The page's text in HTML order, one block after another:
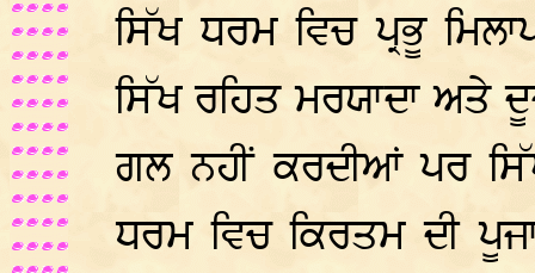
ਸਿੱਖ ਧਰਮ ਵਿਚ ਪ੍ਰਭੂ
ਸਿੱਖ ਰਹਿਤ ਮਰਯਾਦਾ ਅਤੇ
ਗਲ ਨਹੀਂ ਕਰਦੀਆਂ ਪਰ
ਧਰਮ ਵਿਚ ਕਿਰਤਮ ਦੀ